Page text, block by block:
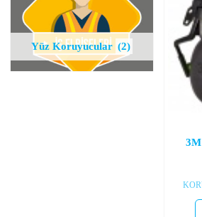
Yüz Koruyucular (2)